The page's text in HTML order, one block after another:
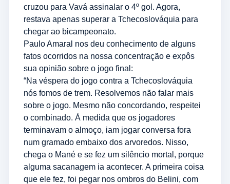
cruzou para Vavá assinalar o 4º gol. Agora,
restava apenas superar a Tchecoslováquia para
chegar ao bicampeonato.
Paulo Amaral nos deu conhecimento de alguns
fatos ocorridos na nossa concentração e expôs
sua opinião sobre o jogo final:
“Na véspera do jogo contra a Tchecoslováquia
nós fomos de trem. Resolvemos não falar mais
sobre o jogo. Mesmo não concordando, respeitei
o combinado. À medida que os jogadores
terminavam o almoço, iam jogar conversa fora
num gramado embaixo dos arvoredos. Nisso,
chega o Mané e se fez um silêncio mortal, porque
alguma sacanagem ia acontecer. A primeira coisa
que ele fez, foi pegar nos ombros do Belini, com